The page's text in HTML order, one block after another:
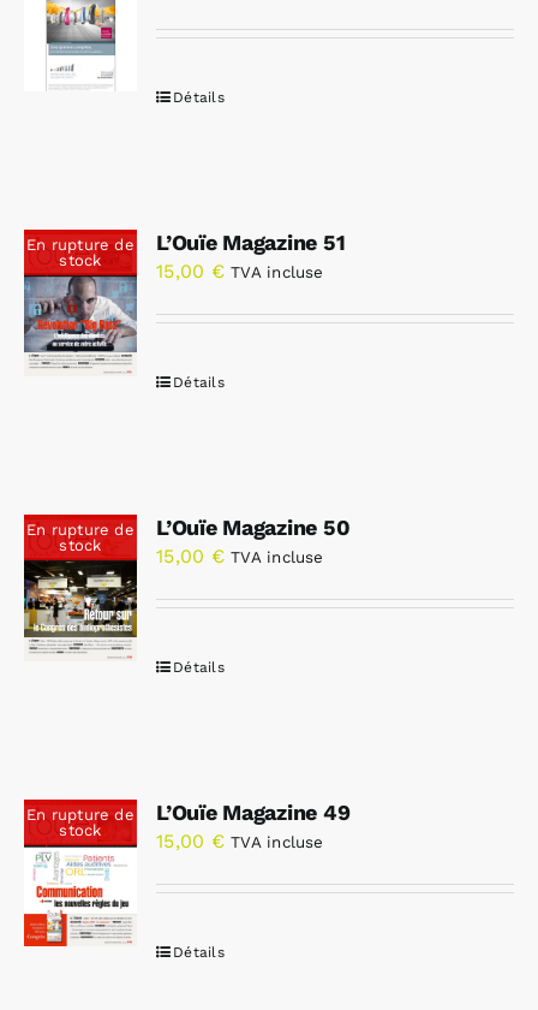
Détails
En rupture de
stock
L’Ouïe Magazine 51
15,00 € TVA incluse
Détails
En rupture de
stock
L’Ouïe Magazine 50
15,00 € TVA incluse
Détails
En rupture de
stock
L’Ouïe Magazine 49
15,00 € TVA incluse
Détails